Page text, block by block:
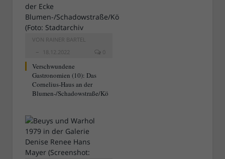
VON RAINER BARTEL
18.12.2022
0
Verschwundene
Gastronomien (10): Das
Cornelius-Haus an der
Blumen-/Schadowstraße/Kö